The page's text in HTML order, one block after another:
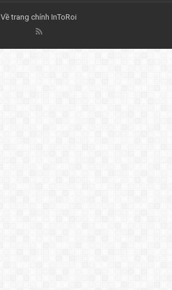
Về trang chính InToRoi